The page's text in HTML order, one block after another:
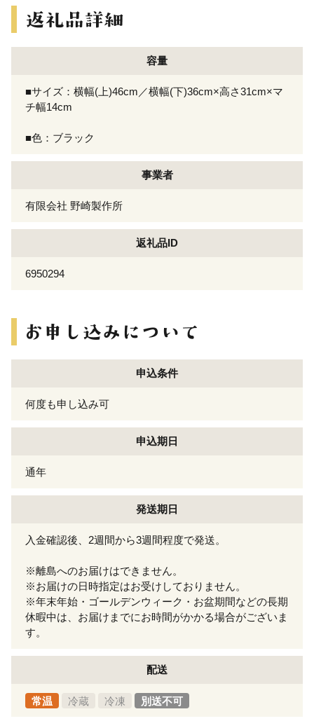
容量
■サイズ：横幅(上)46cm／横幅(下)36cm×高さ31cm×マ
チ幅14cm
■色：ブラック
事業者
有限会社 野崎製作所
返礼品ID
6950294
申込条件
何度も申し込み可
申込期日
通年
発送期日
入金確認後、2週間から3週間程度で発送。
※離島へのお届けはできません。
※お届けの日時指定はお受けしておりません。
※年末年始・ゴールデンウィーク・お盆期間などの長期
休暇中は、お届けまでにお時間がかかる場合がございま
す。
配送
常温 冷蔵 冷凍 別送不可